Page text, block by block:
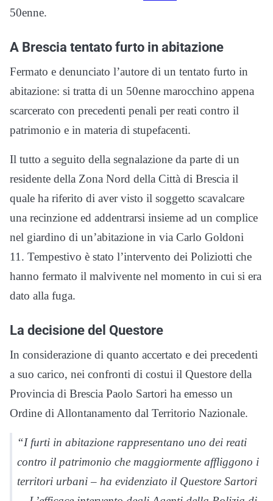
50enne.
A Brescia tentato furto in abitazione
Fermato e denunciato l’autore di un tentato furto in
abitazione: si tratta di un 50enne marocchino appena
scarcerato con precedenti penali per reati contro il
patrimonio e in materia di stupefacenti.
Il tutto a seguito della segnalazione da parte di un
residente della Zona Nord della Città di Brescia il
quale ha riferito di aver visto il soggetto scavalcare
una recinzione ed addentrarsi insieme ad un complice
nel giardino di un’abitazione in via Carlo Goldoni
11. Tempestivo è stato l’intervento dei Poliziotti che
hanno fermato il malvivente nel momento in cui si era
dato alla fuga.
La decisione del Questore
In considerazione di quanto accertato e dei precedenti
a suo carico, nei confronti di costui il Questore della
Provincia di Brescia Paolo Sartori ha emesso un
Ordine di Allontanamento dal Territorio Nazionale.
“I furti in abitazione rappresentano uno dei reati
contro il patrimonio che maggiormente affliggono i
territori urbani – ha evidenziato il Questore Sartori